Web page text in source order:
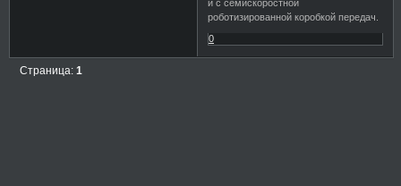
и с семискоростной
роботизированной коробкой передач.
0
Страница:1